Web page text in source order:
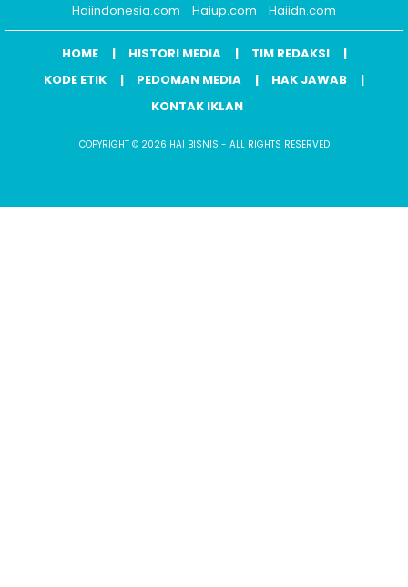
Haiindonesia.com Haiup.com Haiidn.com
HOME HISTORI MEDIA
TIM REDAKSI
KODE ETIK
PEDOMAN MEDIA
HAK JAWAB
KONTAK IKLAN
COPYRIGHT © 2026 HAI BISNIS - ALL RIGHTS RESERVED